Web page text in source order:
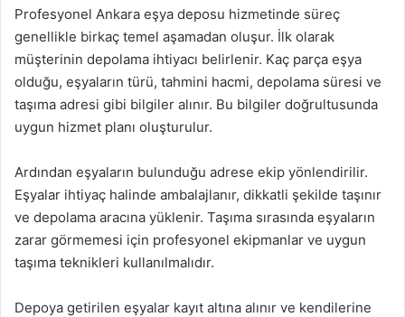
Profesyonel Ankara eşya deposu hizmetinde süreç
genellikle birkaç temel aşamadan oluşur. İlk olarak
müşterinin depolama ihtiyacı belirlenir. Kaç parça eşya
olduğu, eşyaların türü, tahmini hacmi, depolama süresi ve
taşıma adresi gibi bilgiler alınır. Bu bilgiler doğrultusunda
uygun hizmet planı oluşturulur.
Ardından eşyaların bulunduğu adrese ekip yönlendirilir.
Eşyalar ihtiyaç halinde ambalajlanır, dikkatli şekilde taşınır
ve depolama aracına yüklenir. Taşıma sırasında eşyaların
zarar görmemesi için profesyonel ekipmanlar ve uygun
taşıma teknikleri kullanılmalıdır.
Depoya getirilen eşyalar kayıt altına alınır ve kendilerine